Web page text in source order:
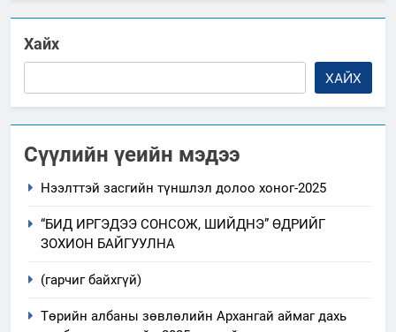
Хайх
ХАЙХ
Сүүлийн үеийн мэдээ
Нээлттэй засгийн түншлэл долоо хоног-2025
“БИД ИРГЭДЭЭ СОНСОЖ, ШИЙДНЭ” ӨДРИЙГ
ЗОХИОН БАЙГУУЛНА
(гарчиг байхгүй)
Төрийн албаны зөвлөлийн Архангай аймаг дахь